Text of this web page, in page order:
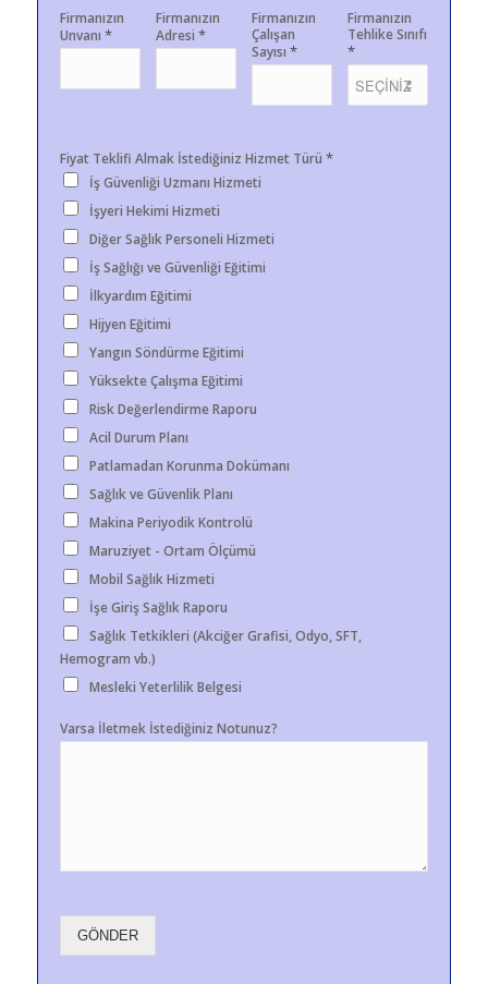
Firmanızın
Unvanı *
Firmanızın
Adresi *
Firmanızın
Çalışan
Sayısı *
Firmanızın
Tehlike Sınıfı
*
Fiyat Teklifi Almak İstediğiniz Hizmet Türü *
İş Güvenliği Uzmanı Hizmeti
İşyeri Hekimi Hizmeti
Diğer Sağlık Personeli Hizmeti
İş Sağlığı ve Güvenliği Eğitimi
İlkyardım Eğitimi
Hijyen Eğitimi
Yangın Söndürme Eğitimi
Yüksekte Çalışma Eğitimi
Risk Değerlendirme Raporu
Acil Durum Planı
Patlamadan Korunma Dokümanı
Sağlık ve Güvenlik Planı
Makina Periyodik Kontrolü
Maruziyet - Ortam Ölçümü
Mobil Sağlık Hizmeti
İşe Giriş Sağlık Raporu
Sağlık Tetkikleri (Akciğer Grafisi, Odyo, SFT,
Hemogram vb.)
Mesleki Yeterlilik Belgesi
Varsa İletmek İstediğiniz Notunuz?
GÖNDER